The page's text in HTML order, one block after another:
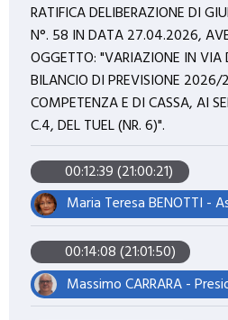
RATIFICA DELIBERAZIONE DI
N°. 58 IN DATA 27.04.2026,
OGGETTO: "VARIAZIONE IN VIA
BILANCIO DI PREVISIONE
COMPETENZA E DI CASSA, AI
C.4, DEL TUEL (NR. 6)".
00:12:39 (21:00:21)
Maria Teresa BENOTTI -
00:14:08 (21:01:50)